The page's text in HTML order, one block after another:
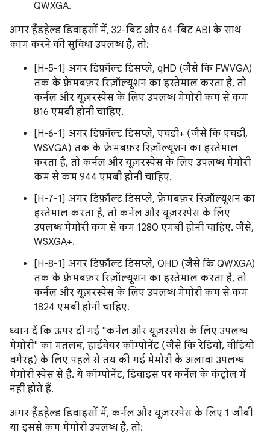
QWXGA.
अगर हैंडहेल्ड डिवाइसों में, 32-बिट और 64-बिट ABI के साथ
काम करने की सुविधा उपलब्ध है, तो:
[H-5-1] अगर डिफ़ॉल्ट डिसप्ले, qHD (जैसे कि FWVGA)
तक के फ़्रेमबफ़र रिज़ॉल्यूशन का इस्तेमाल करता है, तो
कर्नल और यूज़रस्पेस के लिए उपलब्ध मेमोरी कम से कम
816 एमबी होनी चाहिए.
[H-6-1] अगर डिफ़ॉल्ट डिसप्ले, एचडी+ (जैसे कि एचडी,
WSVGA) तक के फ़्रेमबफ़र रिज़ॉल्यूशन का इस्तेमाल
करता है, तो कर्नल और यूज़रस्पेस के लिए उपलब्ध मेमोरी
कम से कम 944 एमबी होनी चाहिए.
[H-7-1] अगर डिफ़ॉल्ट डिसप्ले, फ़्रेमबफ़र रिज़ॉल्यूशन का
इस्तेमाल करता है, तो कर्नेल और यूज़रस्पेस के लिए
उपलब्ध मेमोरी कम से कम 1280 एमबी होनी चाहिए. जैसे,
WSXGA+.
[H-8-1] अगर डिफ़ॉल्ट डिसप्ले, QHD (जैसे कि QWXGA)
तक के फ़्रेमबफ़र रिज़ॉल्यूशन का इस्तेमाल करता है, तो
कर्नल और यूज़रस्पेस के लिए उपलब्ध मेमोरी कम से कम
1824 एमबी होनी चाहिए.
ध्यान दें कि ऊपर दी गई "कर्नेल और यूज़रस्पेस के लिए उपलब्ध
मेमोरी" का मतलब, हार्डवेयर कॉम्पोनेंट (जैसे कि रेडियो, वीडियो
वगैरह) के लिए पहले से तय की गई मेमोरी के अलावा उपलब्ध
मेमोरी स्पेस से है. ये कॉम्पोनेंट, डिवाइस पर कर्नेल के कंट्रोल में
नहीं होते हैं.
अगर हैंडहेल्ड डिवाइसों में, कर्नल और यूज़रस्पेस के लिए 1 जीबी
या इससे कम मेमोरी उपलब्ध है, तो: